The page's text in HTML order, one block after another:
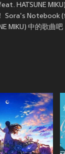
HATSUNE
Sora's Notebook
MIKU) 中的歌曲吧